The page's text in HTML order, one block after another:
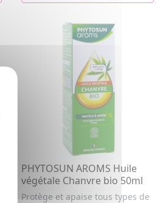
PHYTOSUN AROMS Huile
végétale Chanvre bio 50ml
Protège et apaise tous types de